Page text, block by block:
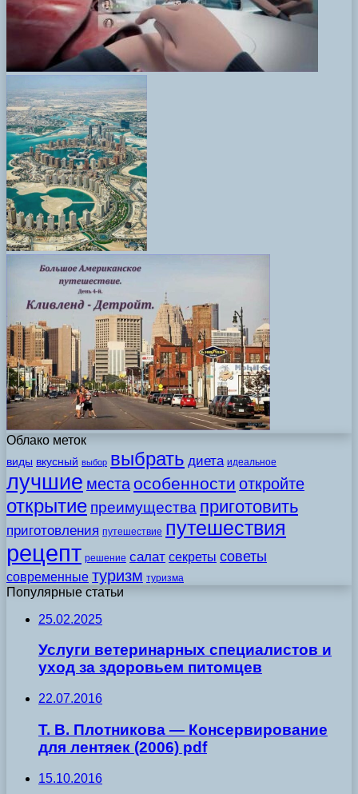
Облако меток
виды вкусный выбор выбрать диета идеальное
лучшие места особенности откройте
открытие преимущества приготовить
приготовления путешествие путешествия
рецепт решение салат секреты советы
современные туризм туризма
Популярные статьи
25.02.2025
Услуги ветеринарных специалистов и
уход за здоровьем питомцев
22.07.2016
Т. В. Плотникова — Консервирование
для лентяек (2006) pdf
15.10.2016